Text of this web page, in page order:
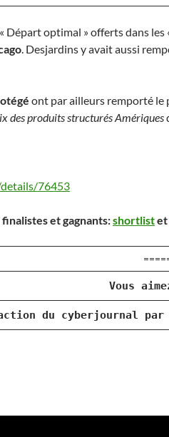
Départ optimal » offerts dans
. Desjardins y avait aussi
ont par ailleurs remporté le
des produits structurés Amériques
76453
et gagnants:shortlistet
Vous
du cyberjournal